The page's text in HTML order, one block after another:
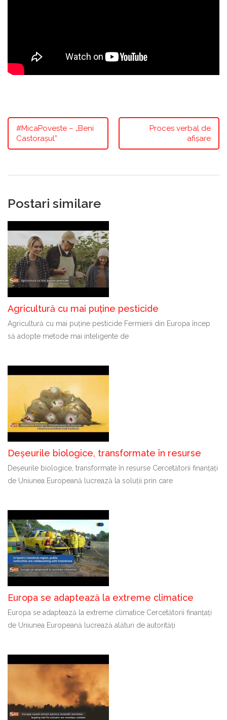
#MicaPoveste – „Beni
Castorașul”
Proces verbal de
afișare
Postari similare
Agricultură cu mai puține pesticide
Agricultură cu mai puține pesticide Fermierii din Europa încep
să adopte metode mai inteligente de
Deșeurile biologice, transformate în resurse
Deșeurile biologice, transformate în resurse Cercetătorii finanțați
de Uniunea Europeană lucrează la soluții prin care
Europa se adaptează la extreme climatice
Europa se adaptează la extreme climatice Cercetătorii finanțați
de Uniunea Europeană lucrează alături de autorități